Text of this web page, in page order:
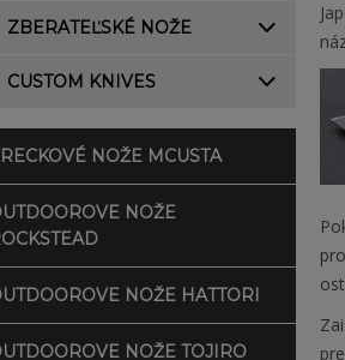
ZBERATEĽSKÉ NOŽE
CUSTOM KNIVES
NOŽE MCUSTA
NOŽE
NOŽE HATTORI
NOŽE TOJIRO